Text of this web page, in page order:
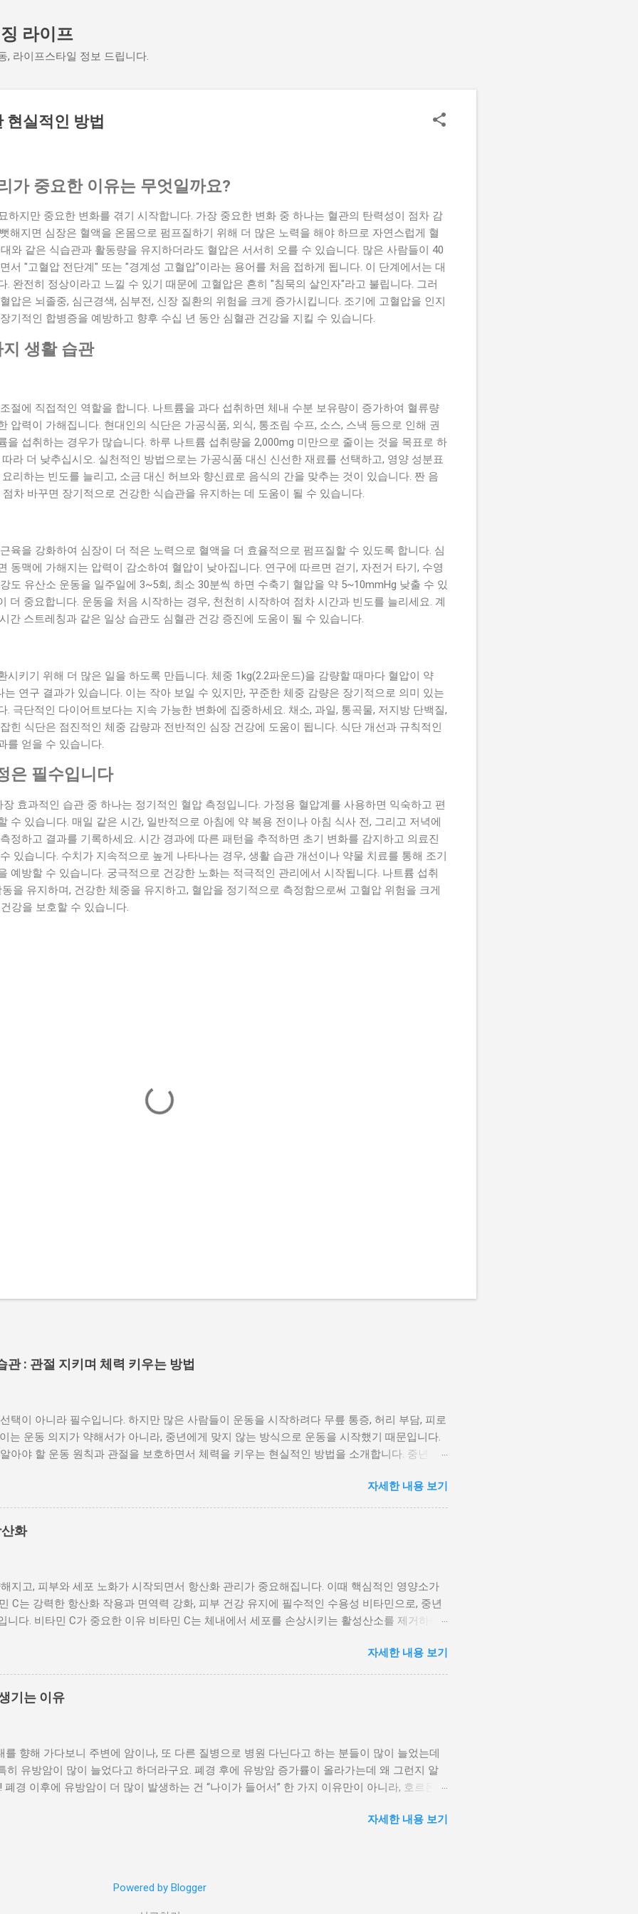
라이프
, 라이프스타일 정보 드립니다.
현실적인 방법
가 중요한 이유는 무엇일까요?
하지만 중요한 변화를 겪기 시작합니다. 가장 중요한 변화 중 하나는 혈관의 탄력성이 점차 감
해지면 심장은 혈액을 온몸으로 펌프질하기 위해 더 많은 노력을 해야 하므로 자연스럽게 혈
와 같은 식습관과 활동량을 유지하더라도 혈압은 서서히 오를 수 있습니다. 많은 사람들이 40
서 "고혈압 전단계" 또는 "경계성 고혈압"이라는 용어를 처음 접하게 됩니다. 이 단계에서는 대
. 완전히 정상이라고 느낄 수 있기 때문에 고혈압은 흔히 "침묵의 살인자"라고 불립니다. 그러
압은 뇌졸중, 심근경색, 심부전, 신장 질환의 위험을 크게 증가시킵니다. 조기에 고혈압을 인지
기적인 합병증을 예방하고 향후 수십 년 동안 심혈관 건강을 지킬 수 있습니다.
생활 습관
절에 직접적인 역할을 합니다. 나트륨을 과다 섭취하면 체내 수분 보유량이 증가하여 혈류량
압력이 가해집니다. 현대인의 식단은 가공식품, 외식, 통조림 수프, 소스, 스낵 등으로 인해 권
을 섭취하는 경우가 많습니다. 하루 나트륨 섭취량을 2,000mg 미만으로 줄이는 것을 목표로 하
라 더 낮추십시오. 실천적인 방법으로는 가공식품 대신 신선한 재료를 선택하고, 영양 성분표
리하는 빈도를 늘리고, 소금 대신 허브와 향신료로 음식의 간을 맞추는 것이 있습니다. 짠 음
차 바꾸면 장기적으로 건강한 식습관을 유지하는 데 도움이 될 수 있습니다.
육을 강화하여 심장이 더 적은 노력으로 혈액을 더 효율적으로 펌프질할 수 있도록 합니다. 심
동맥에 가해지는 압력이 감소하여 혈압이 낮아집니다. 연구에 따르면 걷기, 자전거 타기, 수영
도 유산소 운동을 일주일에 3~5회, 최소 30분씩 하면 수축기 혈압을 약 5~10mmHg 낮출 수 있
더 중요합니다. 운동을 처음 시작하는 경우, 천천히 시작하여 점차 시간과 빈도를 늘리세요. 계
간 스트레칭과 같은 일상 습관도 심혈관 건강 증진에 도움이 될 수 있습니다.
시키기 위해 더 많은 일을 하도록 만듭니다. 체중 1kg(2.2파운드)을 감량할 때마다 혈압이 약
연구 결과가 있습니다. 이는 작아 보일 수 있지만, 꾸준한 체중 감량은 장기적으로 의미 있는
. 극단적인 다이어트보다는 지속 가능한 변화에 집중하세요. 채소, 과일, 통곡물, 저지방 단백질,
힌 식단은 점진적인 체중 감량과 전반적인 심장 건강에 도움이 됩니다. 식단 개선과 규칙적인
를 얻을 수 있습니다.
은 필수입니다
효과적인 습관 중 하나는 정기적인 혈압 측정입니다. 가정용 혈압계를 사용하면 익숙하고 편
수 있습니다. 매일 같은 시간, 일반적으로 아침에 약 복용 전이나 아침 식사 전, 그리고 저녁에
정하고 결과를 기록하세요. 시간 경과에 따른 패턴을 추적하면 초기 변화를 감지하고 의료진
있습니다. 수치가 지속적으로 높게 나타나는 경우, 생활 습관 개선이나 약물 치료를 통해 조기
예방할 수 있습니다. 궁극적으로 건강한 노화는 적극적인 관리에서 시작됩니다. 나트륨 섭취
을 유지하며, 건강한 체중을 유지하고, 혈압을 정기적으로 측정함으로써 고혈압 위험을 크게
강을 보호할 수 있습니다.
관 : 관절 지키며 체력 키우는 방법
택이 아니라 필수입니다. 하지만 많은 사람들이 운동을 시작하려다 무릎 통증, 허리 부담, 피로
는 운동 의지가 약해서가 아니라, 중년에게 맞지 않는 방식으로 운동을 시작했기 때문입니다.
아야 할 운동 원칙과 관절을 보호하면서 체력을 키우는 현실적인 방법을 소개합니다. 중년 운
무리한 운동을 하면 오히려 통증과 부상으로 이어질 가능성이 높습니다. 중년 운동의 핵심은
라 “얼마나 오래 지속할 수 있느냐”입니다. 특히 중년에게 흔한 무릎, 허리, 어깨 통증은 잘못된
가 많습니다. 처음부터 고강도 운동을 선택하기보다는, 몸을 깨우는 단계부터 차근차근 접근해
적인 기본 운동은 걷기 중년 운동 중 가장 안전하면서 효과적인 방법은 걷기입니다. 걷기는 관
합니다. 꾸준히 걷는 습관은 혈압, 혈당, 스트레스 관리까지 동시에 도움을 줍니다. 근력 운동은
후에는 근육량 감소를 막는 것이 무엇보다 중요합니다. 근육이 줄어들면 기초대사량이 떨어지
께 높아집니다. 그렇다고 헬스장에서 무거운 기구를 들어야 하는 것은 아닙니다. 스쿼트, 벽
자세한 내용 보기
화
지고, 피부와 세포 노화가 시작되면서 항산화 관리가 중요해집니다. 이때 핵심적인 영양소가
C는 강력한 항산화 작용과 면역력 강화, 피부 건강 유지에 필수적인 수용성 비타민으로, 중년
니다. 비타민 C가 중요한 이유 비타민 C는 체내에서 세포를 손상시키는 활성산소를 제거하여
, 40대 이후 비타민 C 섭취가 충분한 사람은 감기와 염증 질환 발생률이 낮고, 피부 노화 속도
민 C는 백혈구 기능을 향상시키고, 감염으로부터 몸을 방어하는 항체 생산을 촉진합니다. 특
는 시기에 충분한 비타민 C 섭취는 감기, 호흡기 질환, 염증 예방에 중요한 역할을 합니다. 미
는 하루 200mg 이상의 비타민 C를 섭취하면 감기 발생률과 증상 지속 시간이 줄어든다는 결과
와 관절 노화가 빨리 진행될 수 있습니다. 비타민 C가 풍부한 식품 비타민 C는 주로 신선한 과
니다. 조리 과정에서 일부 손실될 수 있으므로, 생으로 섭취하거나 살짝 데쳐 먹는 것이 좋습니
딸기, 블루베리 – 간식이나 샐러드로 활용 채소: 브로콜리, 파프리카, 시금치, 케일 – 데치거나 샐
자세한 내용 보기
기는 이유
를 향해 가다보니 주변에 암이나, 또 다른 질병으로 병원 다닌다고 하는 분들이 많이 늘었는데
히 유방암이 많이 늘었다고 하더라구요. 폐경 후에 유방암 증가률이 올라가는데 왜 그런지 알
폐경 이후에 유방암이 더 많이 발생하는 건 “나이가 들어서” 한 가지 이유만이 아니라, 호르몬
겐)의 변화 폐경 전에는 난소에서 에스트로겐 이 규칙적으로 분비돼요. 그런데 폐경 이후에는
후 많은 여성들이 겪는 변화죠. 근육 ↓ / 활동량 ↓ / 기초대사량 ↓ 그 결과 지방 증가 문제는 지
자세한 내용 보기
Powered by Blogger